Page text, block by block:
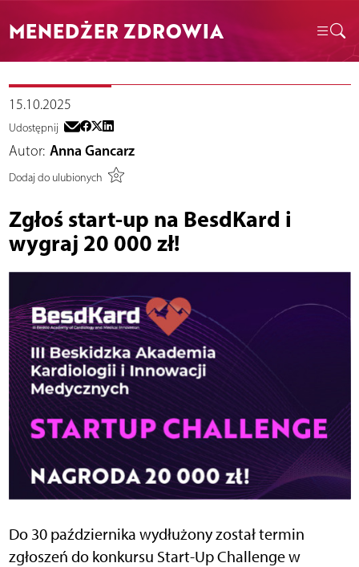
MENEDŻER ZDROWIA
15.10.2025
Udostępnij
Autor: Anna Gancarz
Dodaj do ulubionych
Zgłoś start-up na BesdKard i
wygraj 20 000 zł!
Do 30 października wydłużony został termin
zgłoszeń do konkursu Start-Up Challenge w